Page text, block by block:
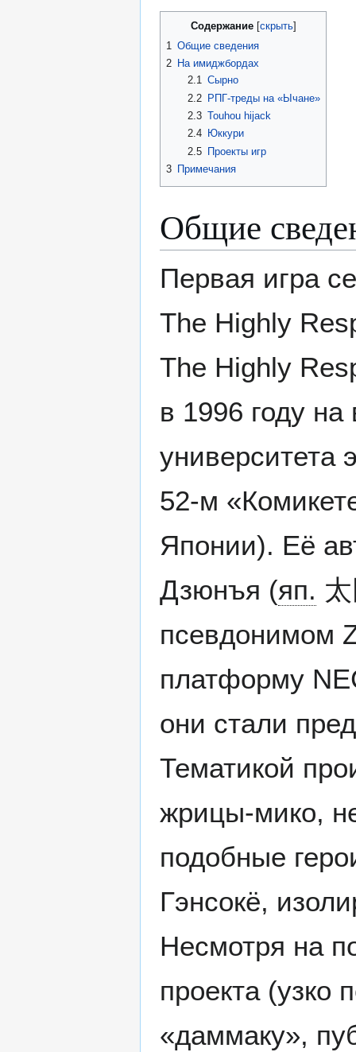
Содержание
1 Общие сведения
2 На имиджбордах
2.1 Сырно
2.2
РПГ-треды на «Ычане»
2.3 Touhou hijack
2.4
Юккури
2.5
Проекты игр
3 Примечания
Общие
Первая игра
The Highly
The Highly
в 1996 году
университета
52-м
Японии). Её
Дзюнъя (яп.
псевдонимом
платформу
они стали
Тематикой
жрицы-мико,
подобные
Гэнсокё,
Несмотря на
проекта (узко
«даммаку»,